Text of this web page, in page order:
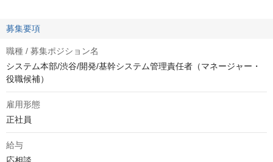
募集要項
職種 / 募集ポジション名
システム本部/渋谷/開発/基幹システム管理責任者（マネージャー・
役職候補）
雇用形態
正社員
給与